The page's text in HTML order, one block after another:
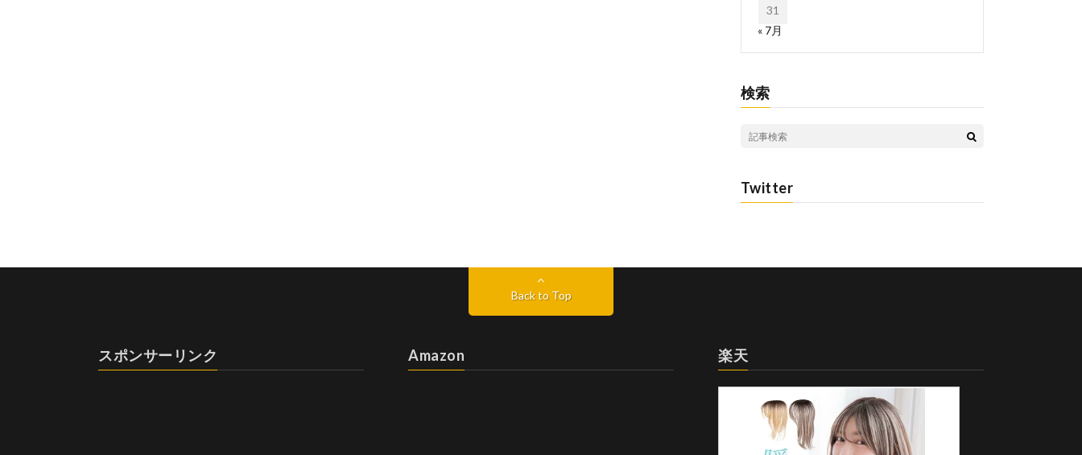
31
« 7月
検索
Twitter
Back to Top
スポンサーリンク Amazon 楽天